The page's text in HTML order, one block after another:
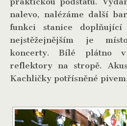
nalevo, nalézáme další
funkci stanice
nejstěžejnějším je
koncerty. Bílé plátno v
reflektory na stropě.
Kachličky potřísněné pivem.